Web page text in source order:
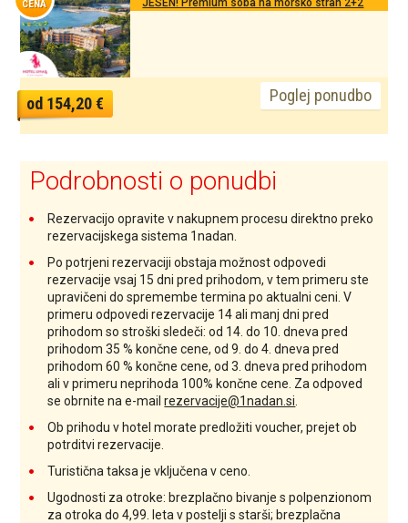
CENA
JESEN! Premium soba na morsko stran 2+2
Poglej ponudbo
od 154,20 €
Podrobnosti o ponudbi
Rezervacijo opravite v nakupnem procesu direktno preko
rezervacijskega sistema 1nadan.
Po potrjeni rezervaciji obstaja možnost odpovedi
rezervacije vsaj 15 dni pred prihodom, v tem primeru ste
upravičeni do spremembe termina po aktualni ceni. V
primeru odpovedi rezervacije 14 ali manj dni pred
prihodom so stroški sledeči: od 14. do 10. dneva pred
prihodom 35 % končne cene, od 9. do 4. dneva pred
prihodom 60 % končne cene, od 3. dneva pred prihodom
ali v primeru neprihoda 100% končne cene. Za odpoved
se obrnite na e-mailrezervacije@1nadan.si
Ob prihodu v hotel morate predložiti voucher, prejet ob
potrditvi rezervacije.
Turistična taksa je vključena v ceno.
Ugodnosti za otroke: brezplačno bivanje s polpenzionom
za otroka do 4,99. leta v postelji s starši; brezplačna